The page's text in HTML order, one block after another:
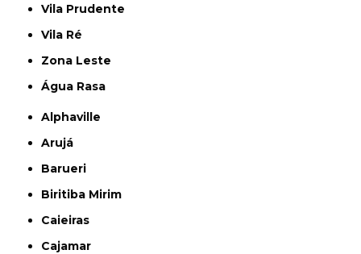
Vila Prudente
Vila Ré
Zona Leste
Água Rasa
Alphaville
Arujá
Barueri
Biritiba Mirim
Caieiras
Cajamar